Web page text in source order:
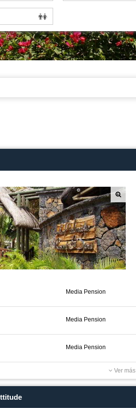
Media Pension
Media Pension
Media Pension
Ver